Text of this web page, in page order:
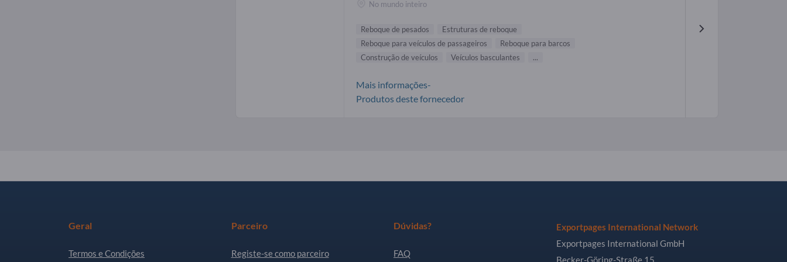
No mundo inteiro
Reboque de pesados
Estruturas de reboque
Reboque para veículos de passageiros
Reboque para barcos
Construção de veículos
Veículos basculantes ...
Mais informações-
Produtos deste fornecedor
Geral
Termos e Condições
Parceiro
Registe-se como parceiro
Dúvidas?
FAQ
Exportpages International Network
Exportpages International GmbH
Becker-Göring-Straße 15